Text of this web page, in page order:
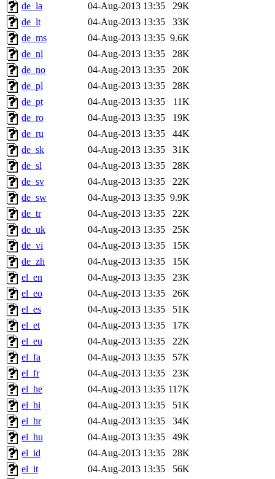
de_la
04-Aug-2013 13:35
29K
de_lt
04-Aug-2013 13:35
33K
de_ms
04-Aug-2013 13:35 9.6K
de_nl
04-Aug-2013 13:35
28K
de_no
04-Aug-2013 13:35
20K
de_pl
04-Aug-2013 13:35
28K
de_pt
04-Aug-2013 13:35
11K
de_ro
04-Aug-2013 13:35
19K
de_ru
04-Aug-2013 13:35
44K
de_sk
04-Aug-2013 13:35
31K
de_sl
04-Aug-2013 13:35
28K
de_sv
04-Aug-2013 13:35
22K
de_sw
04-Aug-2013 13:35 9.9K
de_tr
04-Aug-2013 13:35
22K
de_uk
04-Aug-2013 13:35
25K
de_vi
04-Aug-2013 13:35
15K
de_zh
04-Aug-2013 13:35
15K
el_en
04-Aug-2013 13:35
23K
el_eo
04-Aug-2013 13:35
26K
el_es
04-Aug-2013 13:35
51K
el_et
04-Aug-2013 13:35
17K
el_eu
04-Aug-2013 13:35
22K
el_fa
04-Aug-2013 13:35
57K
el_fr
04-Aug-2013 13:35
23K
el_he
04-Aug-2013 13:35 117K
el_hi
04-Aug-2013 13:35
51K
el_hr
04-Aug-2013 13:35
34K
el_hu
04-Aug-2013 13:35
49K
el_id
04-Aug-2013 13:35
28K
el_it
04-Aug-2013 13:35
56K